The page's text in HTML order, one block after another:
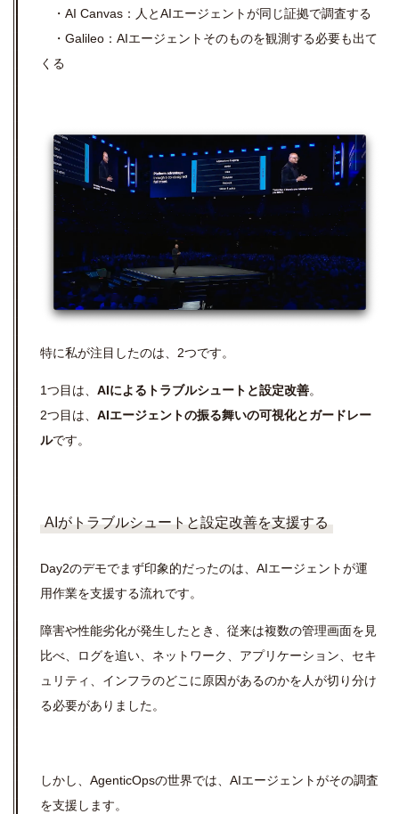
・ AI Canvas ：人とAIエージェントが同じ証拠で調査する
・ Galileo ：AIエージェントそのものを観測する必要も出て
くる
特に私が注目したのは、 2つです。
1つ目は、 AIによるトラブルシュートと設定改善。
2つ目は、 AIエージェントの振る舞いの可視化とガードレー
ルです。
AIがトラブルシュートと設定改善を支援する
Day2のデモでまず印象的だったのは、AIエージェントが運
用作業を支援する流れです。
障害や性能劣化が発生したとき、従来は複数の管理画面を見
比べ、ログを追い、ネットワーク、アプリケーション、セキ
ュリティ、インフラのどこに原因があるのかを人が切り分け
る必要がありました。
しかし、 AgenticOpsの世界では、AIエージェントがその調査
を支援します。